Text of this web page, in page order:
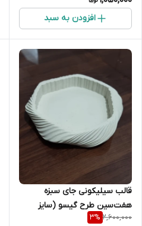
افزودن به سبد
قالب سیلیکونی جای سبزه
هفت‌سین طرح گیسو (سایز
بزرگ)
2,600,000
3%